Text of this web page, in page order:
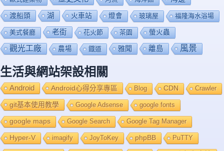
渡船頭 湖 火車站 燈會 玻璃屋 福隆海水浴場
美式餐廳 老街 花火節 茶園 螢火蟲
觀光工廠 農場 鐡道 雅聞 離島 風景
生活與網站架設相關
Android Android心得分享專區 Blog CDN Crawler
git基本使用教學 Google Adsense google fonts
google maps Google Search Google Tag Manager
Hyper-V imagify JoyToKey phpBB PuTTY